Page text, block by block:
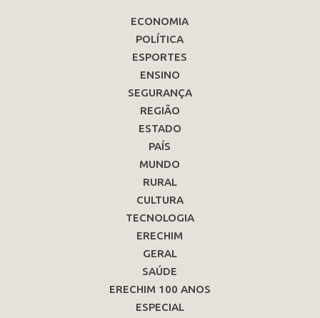
ECONOMIA
POLÍTICA
ESPORTES
ENSINO
SEGURANÇA
REGIÃO
ESTADO
PAÍS
MUNDO
RURAL
CULTURA
TECNOLOGIA
ERECHIM
GERAL
SAÚDE
ERECHIM 100 ANOS
ESPECIAL